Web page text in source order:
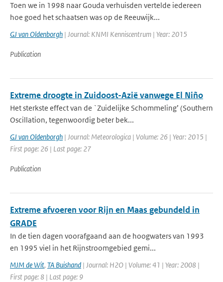
Toen we in 1998 naar Gouda verhuisden vertelde iedereen
hoe goed het schaatsen was op de Reeuwijk...
GJ van Oldenborgh | Journal: KNMI Kenniscentrum | Year: 2015
Publication
Extreme droogte in Zuidoost-Azië vanwege El Niño
Het sterkste effect van de `Zuidelijke Schommeling’ (Southern
Oscillation, tegenwoordig beter bek...
GJ van Oldenborgh | Journal: Meteorologica | Volume: 26 | Year: 2015 |
First page: 26 | Last page: 27
Publication
Extreme afvoeren voor Rijn en Maas gebundeld in
GRADE
In de tien dagen voorafgaand aan de hoogwaters van 1993
en 1995 viel in het Rijnstroomgebied gemi...
MJM de Wit, TA Buishand | Journal: H2O | Volume: 41 | Year: 2008 |
First page: 8 | Last page: 9